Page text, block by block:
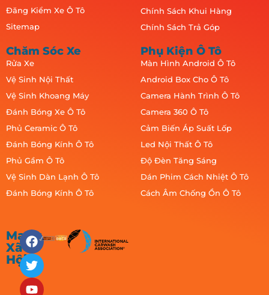
Đăng Kiểm Xe Ô Tô
Sitemap
Chính Sách Khui Hàng
Chính Sách Trả Góp
Chăm Sóc Xe
Rửa Xe
Vệ Sinh Nội Thất
Vệ Sinh Khoang Máy
Đánh Bóng Xe Ô Tô
Phủ Ceramic Ô Tô
Đánh Bóng Kính Ô Tô
Phủ Gầm Ô Tô
Vệ Sinh Dàn Lạnh Ô Tô
Đánh Bóng Kính Ô Tô
Phụ Kiện Ô Tô
Màn Hình Android Ô Tô
Android Box Cho Ô Tô
Camera Hành Trình Ô Tô
Camera 360 Ô Tô
Cảm Biến Áp Suất Lốp
Led Nội Thất Ô Tô
Độ Đèn Tăng Sáng
Dán Phim Cách Nhiệt Ô Tô
Cách Âm Chống Ồn Ô Tô
Mạng
Xã
Hội